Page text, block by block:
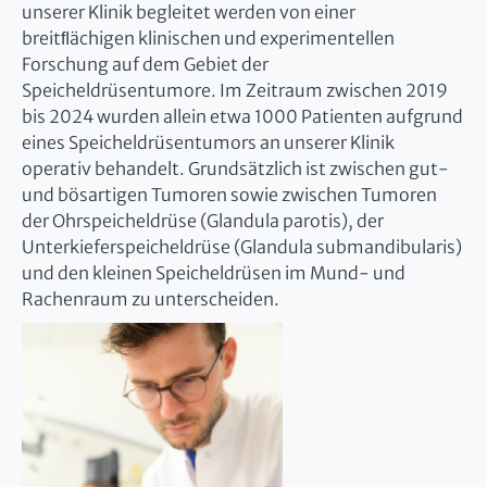
unserer Klinik begleitet werden von einer
breitﬂächigen klinischen und experimentellen
Forschung auf dem Gebiet der
Speicheldrüsentumore. Im Zeitraum zwischen 2019
bis 2024 wurden allein etwa 1000 Patienten aufgrund
eines Speicheldrüsentumors an unserer Klinik
operativ behandelt. Grundsätzlich ist zwischen gut-
und bösartigen Tumoren sowie zwischen Tumoren
der Ohrspeicheldrüse (Glandula parotis), der
Unterkieferspeicheldrüse (Glandula submandibularis)
und den kleinen Speicheldrüsen im Mund- und
Rachenraum zu unterscheiden.